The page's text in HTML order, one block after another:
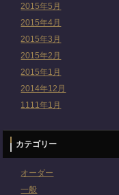
2015年5月
2015年4月
2015年3月
2015年2月
2015年1月
2014年12月
1111年1月
カテゴリー
オーダー
一般